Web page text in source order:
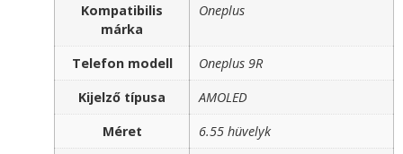
Kompatibilis
márka
Oneplus
Telefon modell
Oneplus 9R
Kijelző típusa
AMOLED
Méret
6.55 hüvelyk